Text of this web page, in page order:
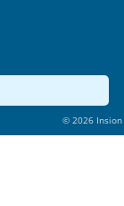
© 2026 Insion